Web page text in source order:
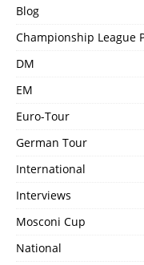
Blog
Championship League
DM
EM
Euro-Tour
German Tour
International
Interviews
Mosconi Cup
National